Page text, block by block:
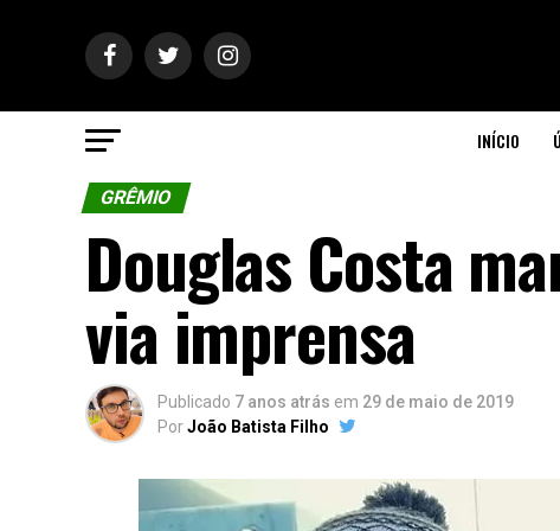
INÍCIO
GRÊMIO
Douglas Costa
via imprensa
Publicado 7 anos atrás em 29 de maio de 2019
PorJoão Batista Filho